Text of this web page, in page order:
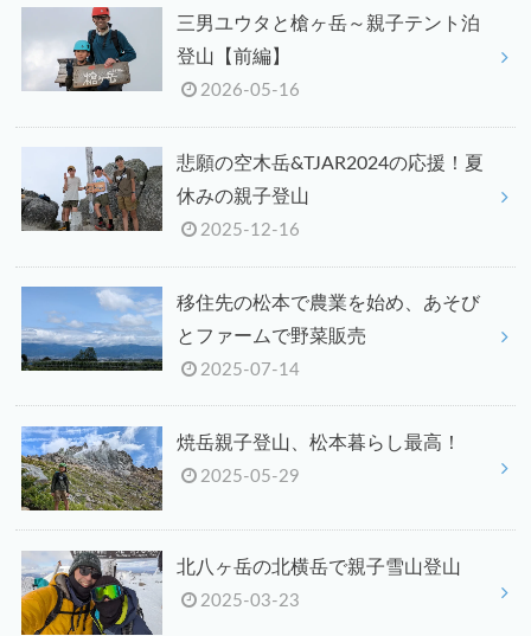
三男ユウタと槍ヶ岳～親子テント泊
登山【前編】
2026-05-16
悲願の空木岳&TJAR2024の応援！夏
休みの親子登山
2025-12-16
移住先の松本で農業を始め、あそび
とファームで野菜販売
2025-07-14
焼岳親子登山、松本暮らし最高！
2025-05-29
北八ヶ岳の北横岳で親子雪山登山
2025-03-23